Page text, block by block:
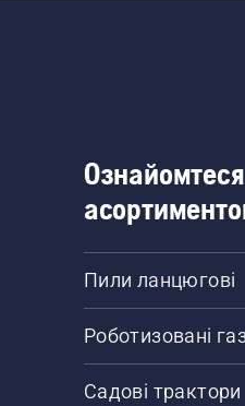
Пили ланцюгові
Роботизовані
Садові трактори